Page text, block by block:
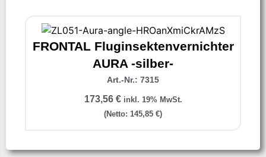
FRONTAL Fluginsektenvernichter
AURA -silber-
Art.-Nr.: 7315
173,56 € inkl. 19% MwSt.
(Netto: 145,85 €)